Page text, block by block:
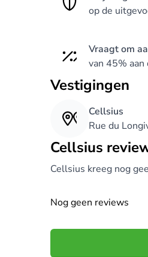
op de
Vraagt om
van 45%
Vestigingen
Cellsius
Rue du
Cellsius
Cellsius kreeg nog
Nog geen reviews